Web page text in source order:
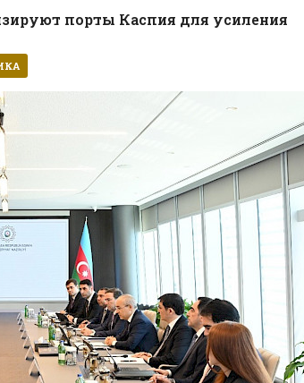
порты Каспия для усиления